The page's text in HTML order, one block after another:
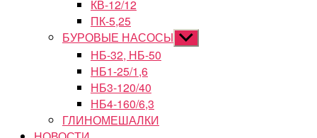
КВ-12/12
ПК-5,25
БУРОВЫЕ НАСОСЫ Показывать
подменю
НБ-32, НБ-50
НБ1-25/1,6
НБ3-120/40
НБ4-160/6,3
ГЛИНОМЕШАЛКИ